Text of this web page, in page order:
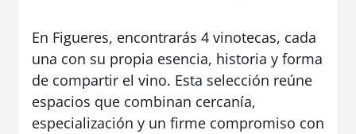
En Figueres, encontrarás 4 vinotecas, cada
una con su propia esencia, historia y forma
de compartir el vino. Esta selección reúne
espacios que combinan cercanía,
especialización y un firme compromiso con